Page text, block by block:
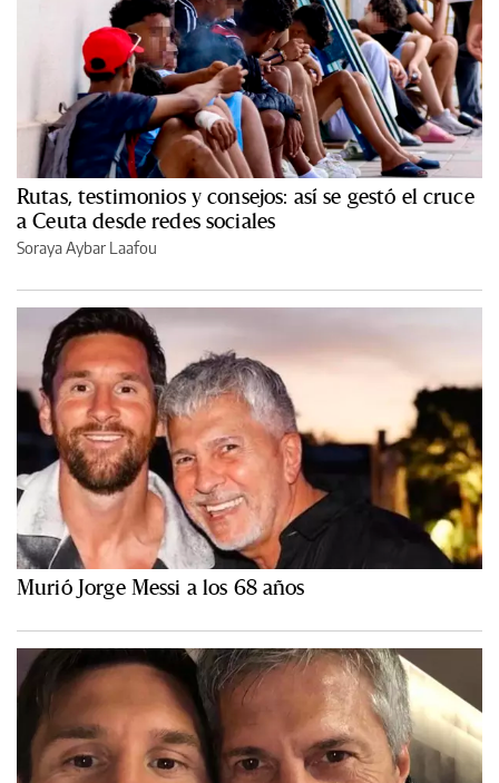
Rutas, testimonios y consejos: así se gestó el cruce
a Ceuta desde redes sociales
Soraya Aybar Laafou
Murió Jorge Messi a los 68 años